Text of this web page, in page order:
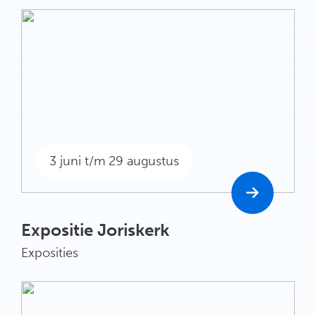
3 juni t/m 29 augustus
Expositie Joriskerk
Exposities